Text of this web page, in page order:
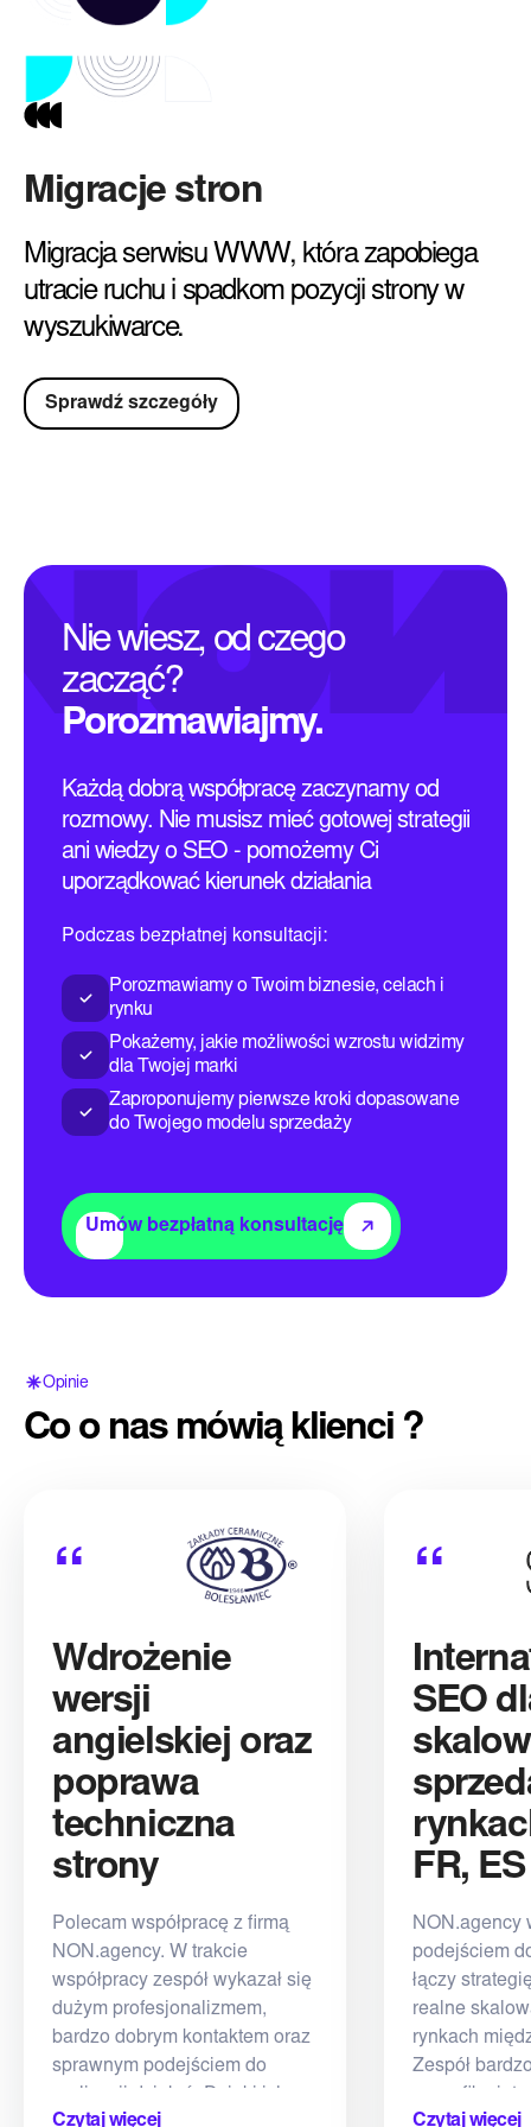
Migracje stron
Migracja serwisu WWW, która zapobiega
utracie ruchu i spadkom pozycji strony w
wyszukiwarce.
Sprawdź szczegóły
Nie wiesz, od czego
zacząć?
Porozmawiajmy.
Każdą dobrą współpracę zaczynamy od
rozmowy. Nie musisz mieć gotowej strategii
ani wiedzy o SEO - pomożemy Ci
uporządkować kierunek działania
Podczas bezpłatnej konsultacji:
Porozmawiamy o Twoim biznesie, celach i
rynku
Pokażemy, jakie możliwości wzrostu widzimy
dla Twojej marki
Zaproponujemy pierwsze kroki dopasowane
do Twojego modelu sprzedaży
Umów bezpłatną konsultację
Opinie
Co o nas mówią klienci ?
“
Wdrożenie
wersji
angielskiej oraz
poprawa
techniczna
strony
Polecam współpracę z firmą
NON.agency. W trakcie
współpracy zespół wykazał się
dużym profesjonalizmem,
bardzo dobrym kontaktem oraz
sprawnym podejściem do
Czytaj więcej
“
SEO
FR,
NON.agency
podejściem
łączy
realne
rynkach
Zespół
Czytaj więcej